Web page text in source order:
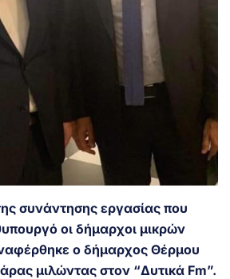
συνάντησης εργασίας που
οι δήμαρχοι μικρών
ο δήμαρχος Θέρμου
μιλώντας στον “Δυτικά Fm”.